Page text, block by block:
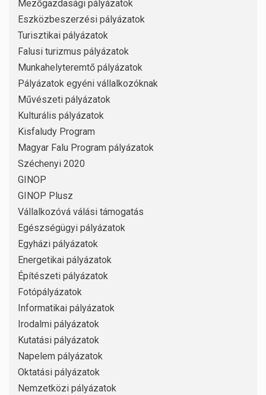
Mezőgazdasági pályázatok
Eszközbeszerzési pályázatok
Turisztikai pályázatok
Falusi turizmus pályázatok
Munkahelyteremtő pályázatok
Pályázatok egyéni vállalkozóknak
Művészeti pályázatok
Kulturális pályázatok
Kisfaludy Program
Magyar Falu Program pályázatok
Széchenyi 2020
GINOP
GINOP Plusz
Vállalkozóvá válási támogatás
Egészségügyi pályázatok
Egyházi pályázatok
Energetikai pályázatok
Építészeti pályázatok
Fotópályázatok
Informatikai pályázatok
Irodalmi pályázatok
Kutatási pályázatok
Napelem pályázatok
Oktatási pályázatok
Nemzetközi pályázatok